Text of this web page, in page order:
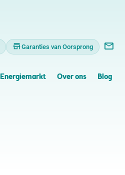
Garanties van Oorsprong
Energiemarkt Over ons Blog